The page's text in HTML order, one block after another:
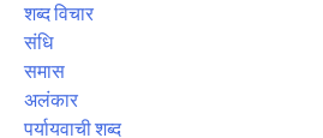
शब्द विचार
संधि
समास
अलंकार
पर्यायवाची शब्द